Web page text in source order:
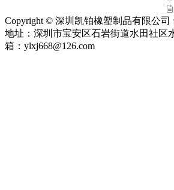
Copyright © 深圳凯铂橡塑制品有限公司
地址：深圳市宝安区石岩街道水田社
箱：ylxj668@126.com